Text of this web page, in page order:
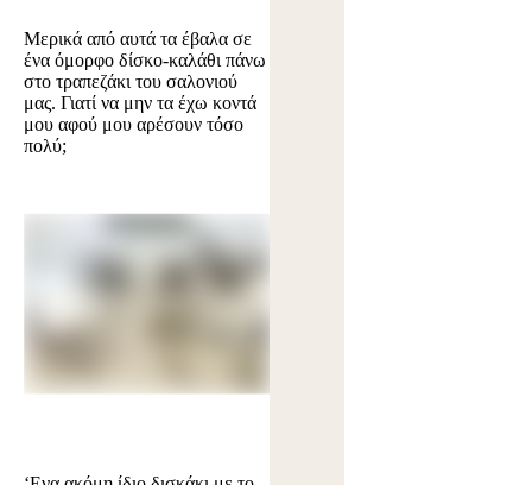
Μερικά από αυτά τα έβαλα σε
ένα όμορφο δίσκο-καλάθι πάνω
στο τραπεζάκι του σαλονιού
μας. Γιατί να μην τα έχω κοντά
μου αφού μου αρέσουν τόσο
πολύ;